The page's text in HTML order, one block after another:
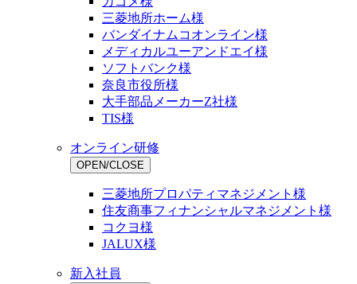
三菱地所ホーム様
バンダイナムコオンライン様
メディカルユーアンドエイ様
ソフトバンク様
奈良市役所様
大手部品メーカーZ社様
TIS様
オンライン研修
OPEN/CLOSE
三菱地所プロパティマネジメント様
住友商事フィナンシャルマネジメント様
コクヨ様
JALUX様
新入社員